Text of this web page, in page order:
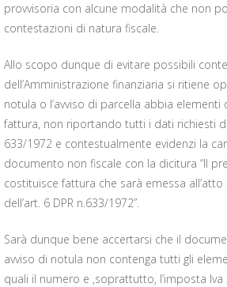
provvisoria con alcune modalità che non
contestazioni di natura fiscale.
Allo scopo dunque di evitare possibili
dell’Amministrazione finanziaria si ritiene
notula o l’avviso di parcella abbia
fattura, non riportando tutti i dati richiesti
633/1972 e contestualmente evidenzi la
documento non fiscale con la dicitura “Il
costituisce fattura che sarà emessa
dell’art. 6 DPR n.633/1972”.
Sarà dunque bene accertarsi che il
avviso di notula non contenga tutti gli
quali il numero e ,soprattutto, l’imposta Iva